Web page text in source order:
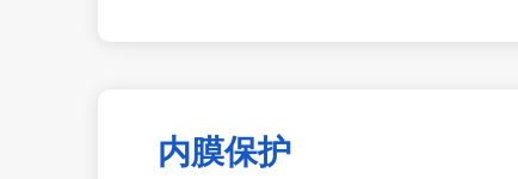
内膜保护